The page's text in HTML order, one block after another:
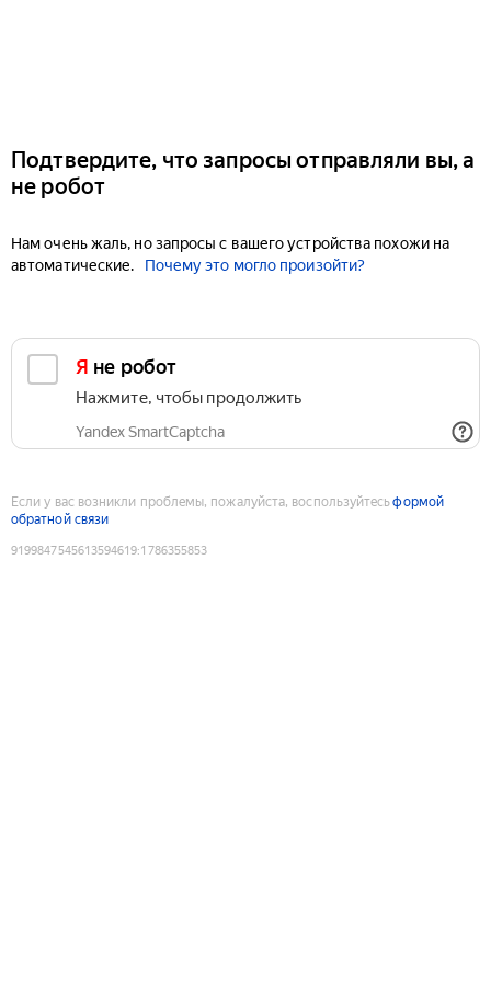
Подтвердите, что запросы отправляли вы, а
не робот
Нам очень жаль, но запросы с вашего устройства похожи на
автоматические.
Почему это могло произойти?
Я не робот
Нажмите, чтобы продолжить
Yandex SmartCaptcha
Если у вас возникли проблемы, пожалуйста, воспользуйтесьформой
обратной связи
9199847545613594619:1786355853